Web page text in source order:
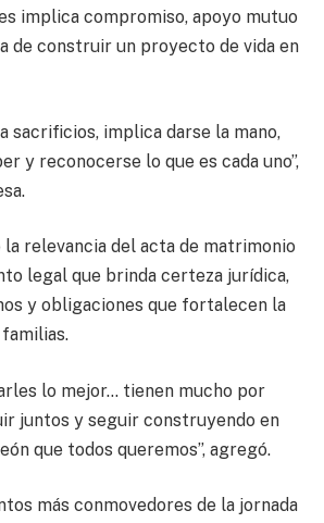
implica compromiso, apoyo mutuo
de construir un proyecto de vida en
sacrificios, implica darse la mano,
y reconocerse lo que es cada uno”,
relevancia del acta de matrimonio
legal que brinda certeza jurídica,
y obligaciones que fortalecen la
lo mejor… tienen mucho por
juntos y seguir construyendo en
que todos queremos”, agregó.
más conmovedores de la jornada